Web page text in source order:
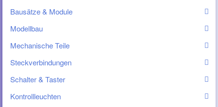
Bausätze & Module
Modellbau
Mechanische Teile
Steckverbindungen
Schalter & Taster
Kontrollleuchten